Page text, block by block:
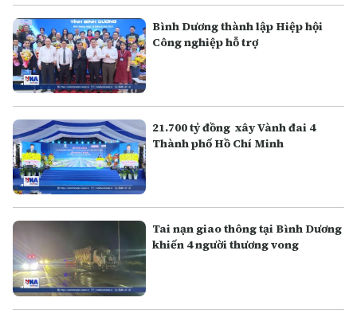
Bình Dương thành lập Hiệp hội
Công nghiệp hỗ trợ
21.700 tỷ đồng xây Vành đai 4
Thành phố Hồ Chí Minh
Tai nạn giao thông tại Bình Dương
khiến 4 người thương vong